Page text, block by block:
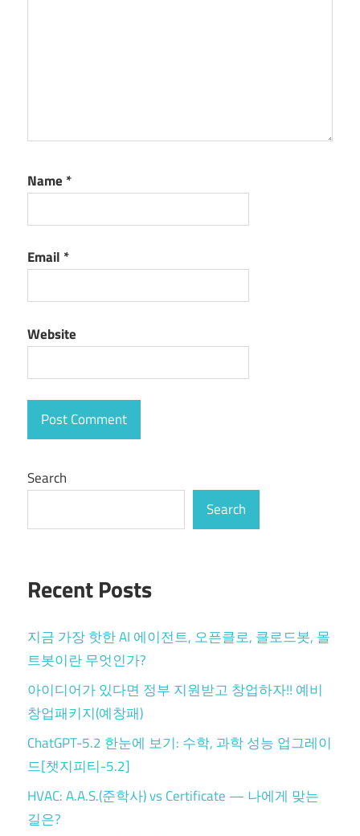
Name *
Email *
Website
Search
Search
Recent Posts
지금 가장 핫한 AI 에이전트, 오픈클로, 클로드봇, 몰
트봇이란 무엇인가?
아이디어가 있다면 정부 지원받고 창업하자!! 예비
창업패키지(예창패)
ChatGPT-5.2 한눈에 보기: 수학, 과학 성능 업그레이
드[챗지피티-5.2]
HVAC: A.A.S.(준학사) vs Certificate — 나에게 맞는
길은?